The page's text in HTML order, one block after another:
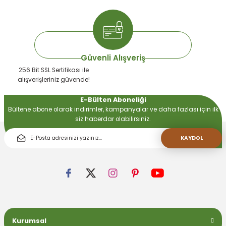
Güvenli Alışveriş
256 Bit SSL Sertifikası ile
alışverişleriniz güvende!
E-Bülten Aboneliği
Bültene abone olarak indirimler, kampanyalar ve daha fazlası için ilk
siz haberdar olabilirsiniz.
KAYDOL
Kurumsal